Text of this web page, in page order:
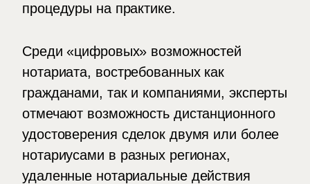
процедуры на практике.
Среди «цифровых» возможностей
нотариата, востребованных как
гражданами, так и компаниями, эксперты
отмечают возможность дистанционного
удостоверения сделок двумя или более
нотариусами в разных регионах,
удаленные нотариальные действия